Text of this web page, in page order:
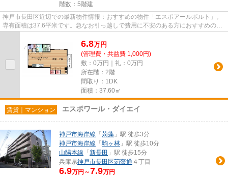
階数：5階建
神戸市長田区近辺での最新物件情報：おすすめの物件「エスポアールポルト」。
専有面積は37.6平米です。急なお引っ越しで費用に不安のある方におすすめの、
6.8万円
(管理費・共益費 1,000円)
敷：0万円｜礼：0万円
所在階：2階
間取り：1DK
面積：37.60㎡
賃貸｜マンション エスポワール・ダイエイ
神戸市海岸線 「 苅藻 」駅 徒歩3分
神戸市海岸線 「駒ヶ林 」駅 徒歩10分
山陽本線 「 新長田 」駅 徒歩15分
兵庫県神戸市長田区苅藻通 ４丁目
6.9万円～7.9万円